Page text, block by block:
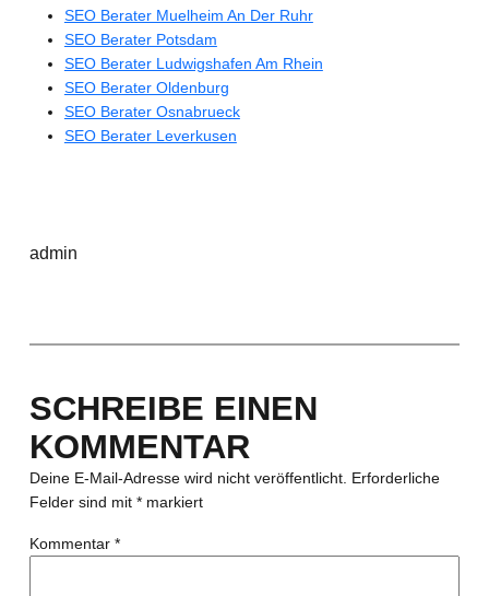
SEO Berater Muelheim An Der Ruhr
SEO Berater Potsdam
SEO Berater Ludwigshafen Am Rhein
SEO Berater Oldenburg
SEO Berater Osnabrueck
SEO Berater Leverkusen
admin
SCHREIBE EINEN
KOMMENTAR
Deine E-Mail-Adresse wird nicht veröffentlicht. Erforderliche
Felder sind mit *markiert
Kommentar *